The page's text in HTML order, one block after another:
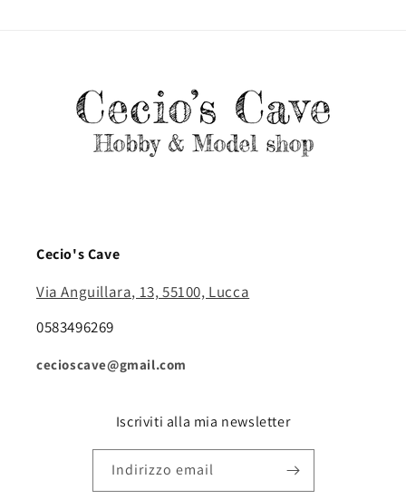
Cecio's Cave
Via Anguillara, 13, 55100, Lucca
0583496269
cecioscave@gmail.com
Iscriviti alla mia newsletter
Indirizzo email